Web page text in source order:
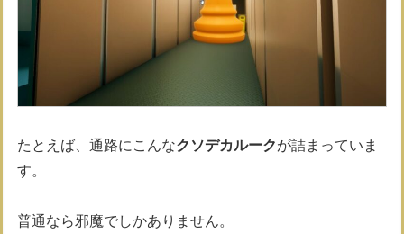
たとえば、通路にこんなクソデカルークが詰まっていま
す。
普通なら邪魔でしかありません。